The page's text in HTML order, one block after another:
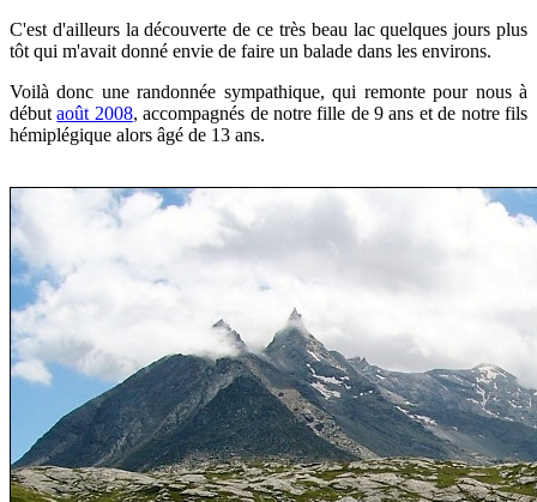
C'est d'ailleurs la découverte de ce très beau lac quelques jours plus
tôt qui m'avait donné envie de faire un balade dans les environs.
Voilà donc une randonnée sympathique, qui remonte pour nous à
débutaoût 2008, accompagnés de notre fille de 9 ans et de notre fils
hémiplégique alors âgé de 13 ans.